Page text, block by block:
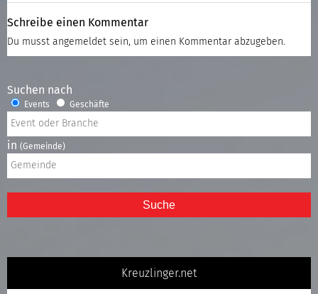
Schreibe einen Kommentar
Du musst angemeldet sein, um einen Kommentar abzugeben.
Suchen nach
Events Geschäfte
in (Gemeinde)
Suche
Kreuzlinger.net